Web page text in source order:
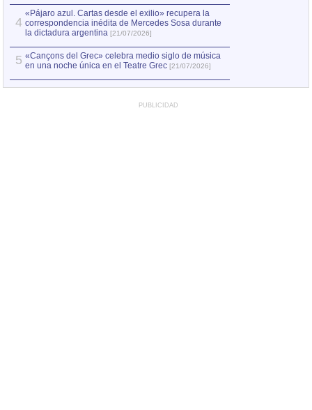
4
«Pájaro azul. Cartas desde el exilio» recupera la
correspondencia inédita de Mercedes Sosa durante
la dictadura argentina [21/07/2026]
5 «Cançons del Grec» celebra medio siglo de música
en una noche única en el Teatre Grec [21/07/2026]
PUBLICIDAD